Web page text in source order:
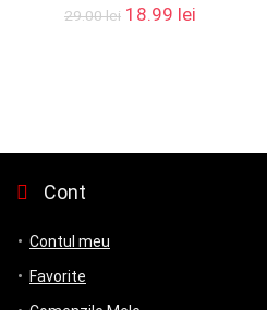
29.00lei 18.99 lei
Cont
Contul meu
Favorite